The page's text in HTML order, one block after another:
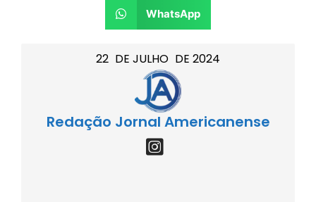
22 DE JULHO DE 2024
Redação Jornal Americanense
WhatsApp